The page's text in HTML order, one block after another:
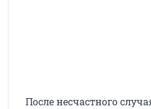
После несчастного